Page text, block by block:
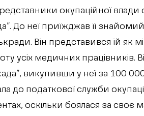
окупаційної
До неї приїжджав її
Він представився їй як
усіх медичних працівників.
викупивши у неї за 100
до податкової служби
оскільки боялася за своє